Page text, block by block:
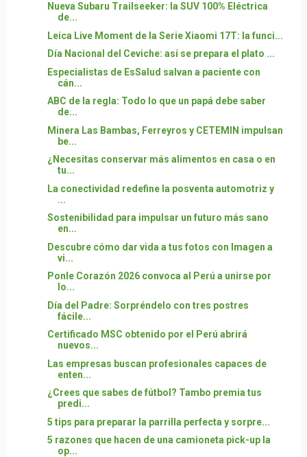
Nueva Subaru Trailseeker: la SUV 100% Eléctrica
de...
Leica Live Moment de la Serie Xiaomi 17T: la funci...
Día Nacional del Ceviche: así se prepara el plato ...
Especialistas de EsSalud salvan a paciente con
cán...
ABC de la regla: Todo lo que un papá debe saber
de...
Minera Las Bambas, Ferreyros y CETEMIN impulsan
be...
¿Necesitas conservar más alimentos en casa o en
tu...
La conectividad redefine la posventa automotriz y
...
Sostenibilidad para impulsar un futuro más sano
en...
Descubre cómo dar vida a tus fotos con Imagen a
vi...
Ponle Corazón 2026 convoca al Perú a unirse por
lo...
Día del Padre: Sorpréndelo con tres postres
fácile...
Certificado MSC obtenido por el Perú abrirá
nuevos...
Las empresas buscan profesionales capaces de
enten...
¿Crees que sabes de fútbol? Tambo premia tus
predi...
5 tips para preparar la parrilla perfecta y sorpre...
5 razones que hacen de una camioneta pick-up la
op...